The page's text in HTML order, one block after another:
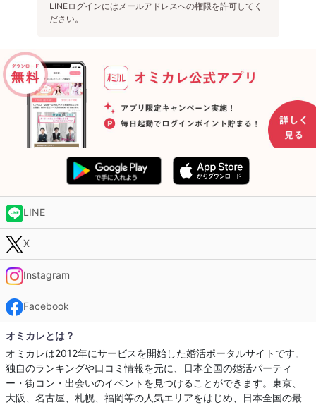
LINEログインにはメールアドレスへの権限を許可してく
ださい。
LINE
X
Instagram
Facebook
オミカレとは？
オミカレは2012年にサービスを開始した婚活ポータルサイトです。
独自のランキングや口コミ情報を元に、日本全国の婚活パーティ
ー・街コン・出会いのイベントを見つけることができます。東京、
大阪、名古屋、札幌、福岡等の人気エリアをはじめ、日本全国の最